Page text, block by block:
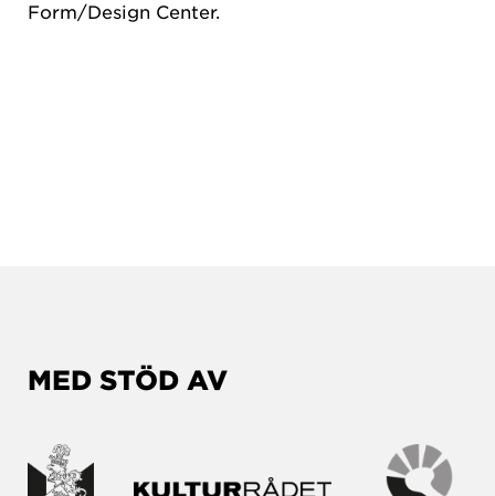
Form/Design Center.
MED STÖD AV